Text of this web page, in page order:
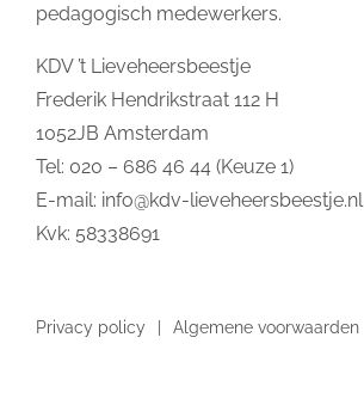
pedagogisch medewerkers.
KDV ’t Lieveheersbeestje
Frederik Hendrikstraat 112 H
1052JB Amsterdam
Tel: 020 – 686 46 44 (Keuze 1)
E-mail: info@kdv-lieveheersbeestje.nl
Kvk: 58338691
Privacy policy Algemene voorwaarden